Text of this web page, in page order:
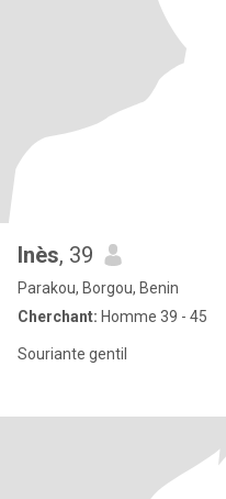
Inès, 39
Parakou, Borgou, Benin
Cherchant: Homme 39 - 45
Souriante gentil